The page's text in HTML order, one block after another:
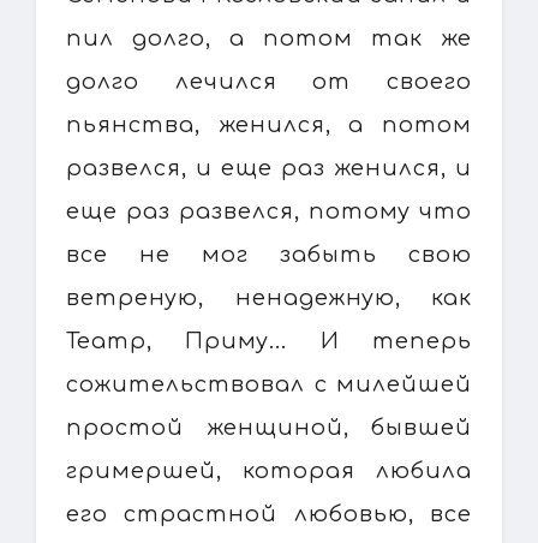
пил долго, а потом так же
долго лечился от своего
пьянства, женился, а потом
развелся, и еще раз женился, и
еще раз развелся, потому что
все не мог забыть свою
ветреную, ненадежную, как
Театр, Приму... И теперь
сожительствовал с милейшей
простой женщиной, бывшей
гримершей, которая любила
его страстной любовью, все